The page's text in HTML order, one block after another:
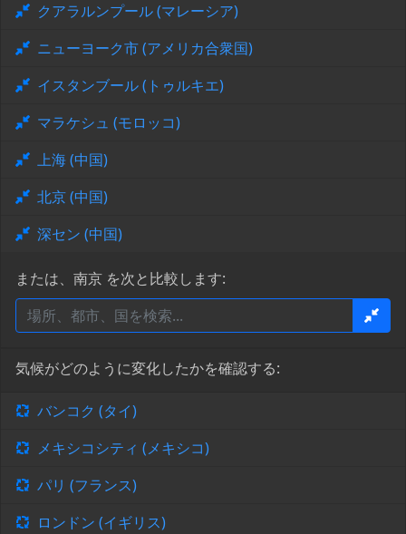
クアラルンプール (マレーシア)
ニューヨーク市 (アメリカ合衆国)
イスタンブール (トゥルキエ)
マラケシュ (モロッコ)
上海 (中国)
北京 (中国)
深セン (中国)
または、南京 を次と比較します:
気候がどのように変化したかを確認する:
バンコク (タイ)
メキシコシティ (メキシコ)
パリ (フランス)
ロンドン (イギリス)